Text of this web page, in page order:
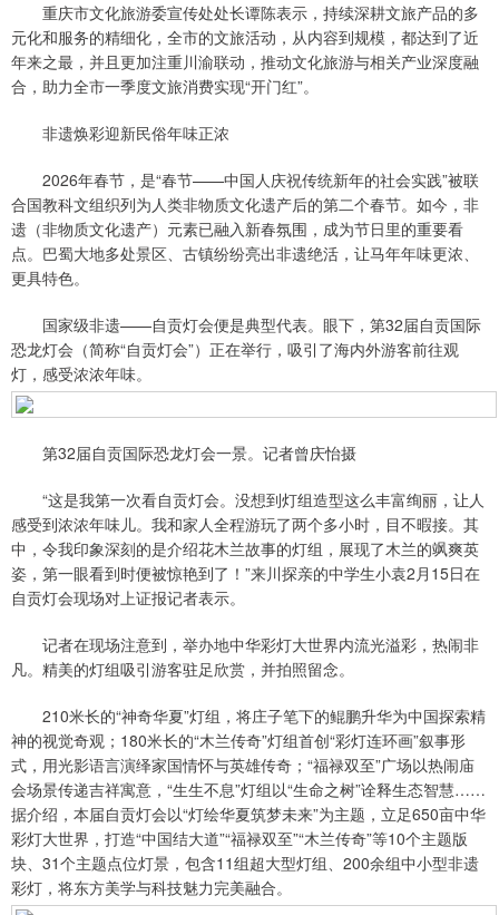
重庆市文化旅游委宣传处处长谭陈表示，持续深耕文旅产品的多
元化和服务的精细化，全市的文旅活动，从内容到规模，都达到了近
年来之最，并且更加注重川渝联动，推动文化旅游与相关产业深度融
合，助力全市一季度文旅消费实现“开门红”。
非遗焕彩迎新民俗年味正浓
2026年春节，是“春节——中国人庆祝传统新年的社会实践”被联
合国教科文组织列为人类非物质文化遗产后的第二个春节。如今，非
遗（非物质文化遗产）元素已融入新春氛围，成为节日里的重要看
点。巴蜀大地多处景区、古镇纷纷亮出非遗绝活，让马年年味更浓、
更具特色。
国家级非遗——自贡灯会便是典型代表。眼下，第32届自贡国际
恐龙灯会（简称“自贡灯会”）正在举行，吸引了海内外游客前往观
灯，感受浓浓年味。
第32届自贡国际恐龙灯会一景。记者曾庆怡摄
“这是我第一次看自贡灯会。没想到灯组造型这么丰富绚丽，让人
感受到浓浓年味儿。我和家人全程游玩了两个多小时，目不暇接。其
中，令我印象深刻的是介绍花木兰故事的灯组，展现了木兰的飒爽英
姿，第一眼看到时便被惊艳到了！”来川探亲的中学生小袁2月15日在
自贡灯会现场对上证报记者表示。
记者在现场注意到，举办地中华彩灯大世界内流光溢彩，热闹非
凡。精美的灯组吸引游客驻足欣赏，并拍照留念。
210米长的“神奇华夏”灯组，将庄子笔下的鲲鹏升华为中国探索精
神的视觉奇观；180米长的“木兰传奇”灯组首创“彩灯连环画”叙事形
式，用光影语言演绎家国情怀与英雄传奇；“福禄双至”广场以热闹庙
会场景传递吉祥寓意，“生生不息”灯组以“生命之树”诠释生态智慧……
据介绍，本届自贡灯会以“灯绘华夏筑梦未来”为主题，立足650亩中华
彩灯大世界，打造“中国结大道”“福禄双至”“木兰传奇”等10个主题版
块、31个主题点位灯景，包含11组超大型灯组、200余组中小型非遗
彩灯，将东方美学与科技魅力完美融合。